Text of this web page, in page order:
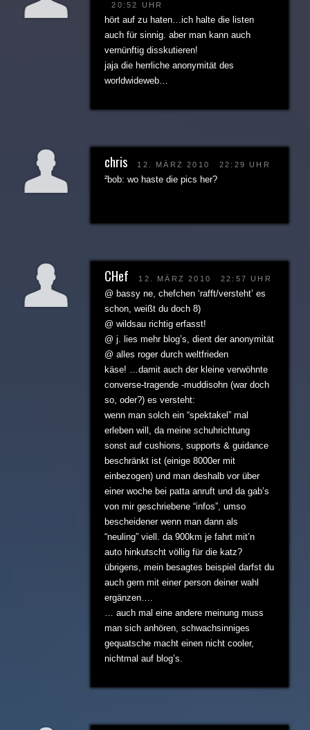
20:52 UHR
hört auf zu haten…ich halte die listen
auch für sinnig. aber man kann auch
vernünftig disskutieren!
jaja die herrliche anonymität des
worldwideweb…
chris 12. MÄRZ 2010 22:29 UHR
²bob: wo haste die pics her?
CHef 12. MÄRZ 2010 22:57 UHR
@ bassy ne, chefchen ‘rafft/versteht’ es
schon, weißt du doch 8)
@ wildsau richtig erfasst!
@ j. lies mehr blog’s, dient der anonymität
@ alles roger durch weltfrieden
käse! …damit auch der kleine verwöhnte
converse-tragende -muddisohn (war doch
so, oder?) es versteht:
wenn man solch ein “spektakel” mal
erleben will, da meine schuhrichtung
sonst auf cushions, supports & guidance
beschränkt ist (einige 8000er mit
einbezogen) und man deshalb vor über
einer woche bei patta anruft und da gab’s
von mir geschriebene “infos”, umso
bescheidener wenn man dann als
“neuling” viell. da 900km je fahrt mit’n
auto hinkutscht völlig für die katz?
übrigens, mein besagtes beispiel darfst du
auch gern mit einer person deiner wahl
ergänzen….
… auch mal eine andere meinung muss
man sich anhören, schwachsinniges
gequatsche macht einen nicht cooler,
nichtmal auf blog’s.